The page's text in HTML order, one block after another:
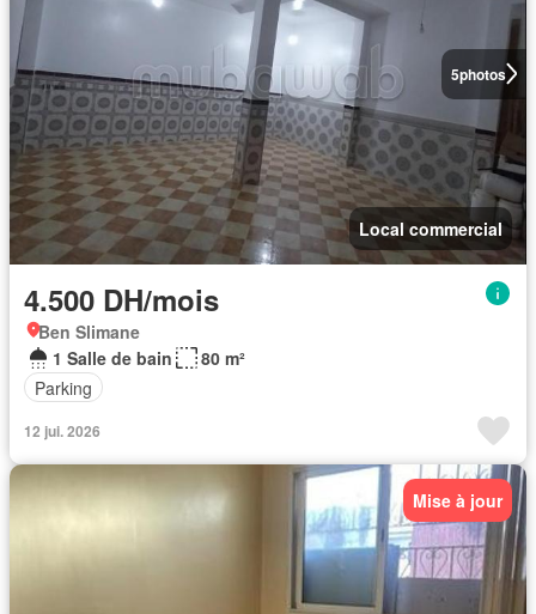
5photos
Local commercial
4.500 DH/mois
Ben Slimane
1 Salle de bain
80 m²
Parking
12 jui. 2026
Mise à jour